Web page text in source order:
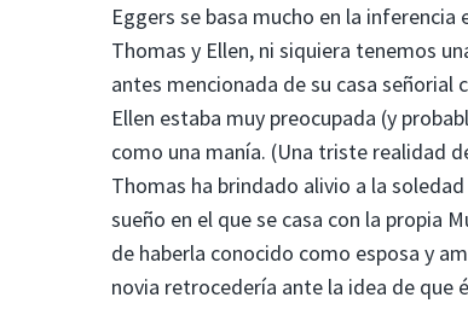
Eggers se basa mucho en la inferencia
Thomas y Ellen, ni siquiera tenemos
antes mencionada de su casa
Ellen estaba muy preocupada (y
como una manía. (Una triste realidad
Thomas ha brindado alivio a la
sueño en el que se casa con la propia
de haberla conocido como esposa y
novia retrocedería ante la idea de que